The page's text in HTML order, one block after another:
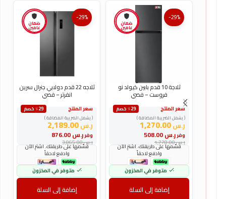
ضمان
عامين
-29%
ثلاجة 10 قدم بابين كيولد نو
فروست – فضي
سعر المنتج
٪29 خصم
( يشمل الضريبة المضافة )
ر.س1,270.00
وفرر.س
ر.س1,778.00
قسّمها على طريقتك. اشترِ الآن
وادفع لاحقاً
متوفر في المخزون
إضافة إلى السلة
ضمان
عامين
-29%
ثلاجه 22 قدم دولابي جنرال سرين
انفرتر – فضي
سعر المنتج
٪29 خصم
( يشمل الضريبة المضافة )
ر.س2,189.00
وفرر.س
ر.س3,065.00
قسّمها على طريقتك. اشترِ الآن
وادفع لاحقاً
متوفر في المخزون
إضافة إلى السلة